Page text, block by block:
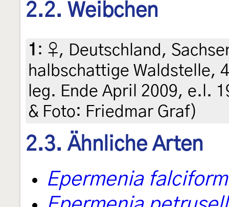
2.2. Weibchen
1 : ♀, Deutschland,
halbschattige Waldstelle,
leg. Ende April 2009, e.l.
& Foto: Friedmar Graf)
2.3. Ähnliche Arten
Epermenia